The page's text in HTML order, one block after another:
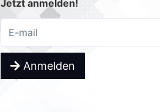
Jetzt anmelden!
Anmelden